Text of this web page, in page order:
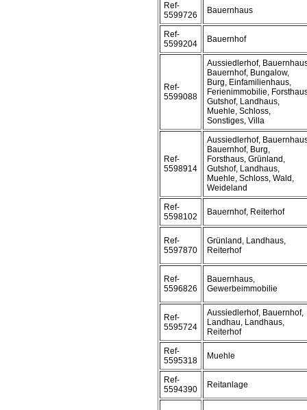
Ref-
5599726
Bauernhaus
Ref-
5599204
Bauernhof
Ref-
5599088
Aussiedlerhof,
Bauernhof, Bungalow,
Burg, Einfamilienhaus,
Ferienimmobilie,
Gutshof, Landhaus,
Muehle, Schloss,
Sonstiges, Villa
Ref-
5598914
Aussiedlerhof,
Bauernhof, Burg,
Forsthaus, Grünland,
Gutshof, Landhaus,
Muehle, Schloss, Wald,
Weideland
Ref-
5598102
Bauernhof, Reiterhof
Ref-
5597870
Grünland, Landhaus,
Reiterhof
Ref-
5596826
Bauernhaus,
Gewerbeimmobilie
Ref-
5595724
Aussiedlerhof, Bauernhof,
Landhau, Landhaus,
Reiterhof
Ref-
5595318
Muehle
Ref-
5594390
Reitanlage